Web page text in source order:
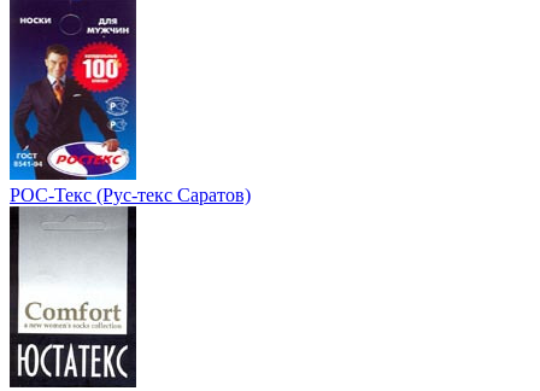
РОС-Текс (Рус-текс Саратов)